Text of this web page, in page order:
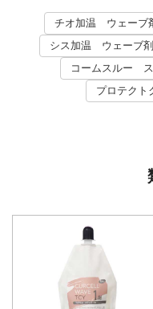
チオ加温 ウェーブ
シス加温 ウェーブ剤
コームスルー
プロテクト